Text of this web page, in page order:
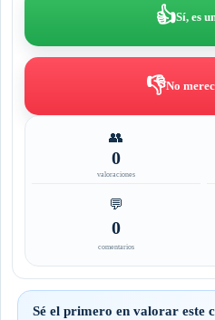
👍Sí, es
👎No
👥
0
valoraciones
💬
0
comentarios
Sé el primero en valorar este